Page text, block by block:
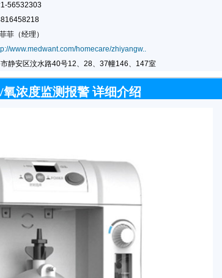
56532303
菲（经理）
www.medwant.com/homecare/zhiyangw..
静安区汶水路40号12、28、37幢146、147室
浓度监测报警 详细介绍